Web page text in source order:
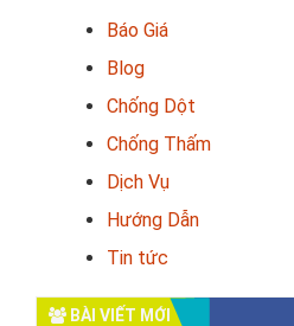
Báo Giá
Blog
Chống Dột
Chống Thấm
Dịch Vụ
Hướng Dẫn
Tin tức
BÀI VIẾT MỚI